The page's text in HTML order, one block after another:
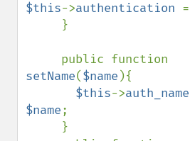
$this->authentication =
setName($name ){
$this->auth_name
$name;